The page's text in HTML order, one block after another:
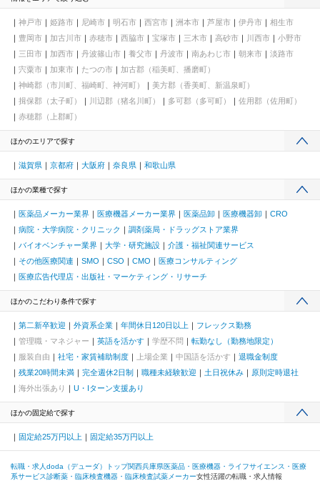
神戸市 姫路市 尼崎市 明石市 西宮市 洲本市 芦屋市 伊丹市
相生市
豊岡市
加古川市 赤穂市 西脇市 宝塚市 三木市 高砂市 川西市
小野市
三田市
加西市 丹波篠山市 養父市 丹波市 南あわじ市 朝来市
淡路市
宍粟市
加東市 たつの市
加古郡（稲美町、播磨町）
神崎郡（市川町、福崎町、神河町）
美方郡（香美町、新温泉町）
揖保郡（太子町）
川辺郡（猪名川町） 多可郡（多可町）
佐用郡（佐用町）
赤穂郡（上郡町）
ほかのエリアで探す
滋賀県 京都府 大阪府 奈良県 和歌山県
ほかの業種で探す
医薬品メーカー業界 医療機器メーカー業界 医薬品卸 医療機器卸
CRO
病院・大学病院・クリニック
調剤薬局・ドラッグストア業界
バイオベンチャー業界
大学・研究施設
介護・福祉関連サービス
その他医療関連
SMO CSO CMO
医療コンサルティング
医療広告代理店・出版社・マーケティング・リサーチ
ほかのこだわり条件で探す
第二新卒歓迎 外資系企業 年間休日120日以上
フレックス勤務
管理職・マネジャー
英語を活かす 学歴不問
転勤なし（勤務地限定）
服装自由
社宅・家賃補助制度 上場企業 中国語を活かす
退職金制度
残業20時間未満
完全週休2日制 職種未経験歓迎 土日祝休み
原則定時退社
海外出張あり
U・Iターン支援あり
ほかの固定給で探す
固定給25万円以上 固定給35万円以上
転職・求人doda（デューダ）トップ関西兵庫県医薬品・医療機器・ライフサイエンス・医療
系サービス診断薬・臨床検査機器・臨床検査試薬メーカー女性活躍の転職・求人情報